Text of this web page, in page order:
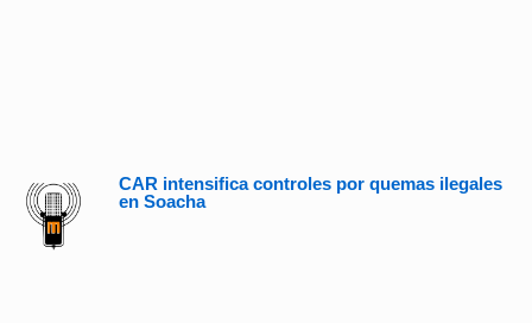
CAR intensifica controles por quemas ilegales
en Soacha